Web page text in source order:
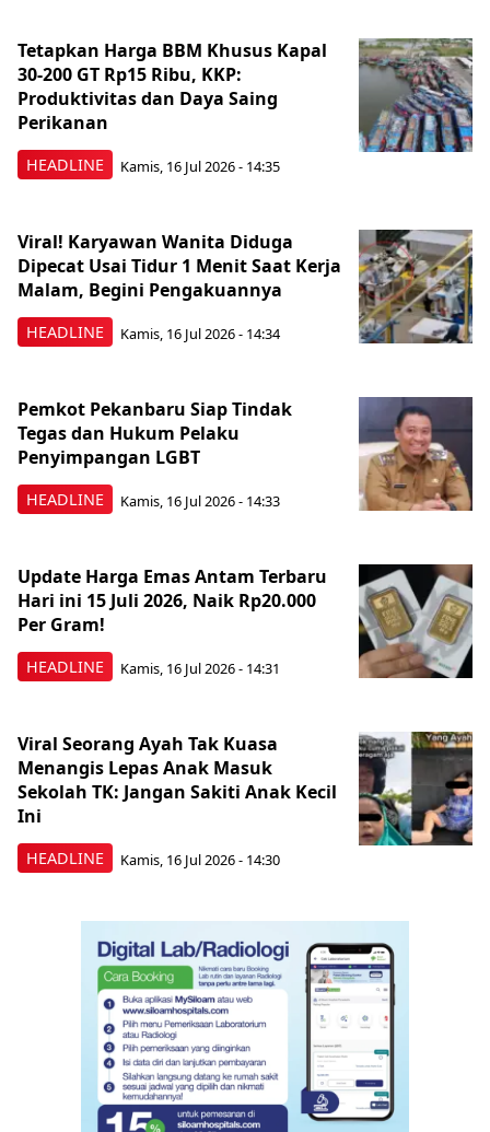
HEADLINE
Tetapkan Harga BBM Khusus Kapal
30-200 GT Rp15 Ribu, KKP:
Produktivitas dan Daya Saing
Perikanan
Kamis, 16 Jul 2026 - 14:35
HEADLINE
Viral! Karyawan Wanita Diduga
Dipecat Usai Tidur 1 Menit Saat Kerja
Malam, Begini Pengakuannya
Kamis, 16 Jul 2026 - 14:34
HEADLINE
Pemkot Pekanbaru Siap Tindak
Tegas dan Hukum Pelaku
Penyimpangan LGBT
Kamis, 16 Jul 2026 - 14:33
HEADLINE
Update Harga Emas Antam Terbaru
Hari ini 15 Juli 2026, Naik Rp20.000
Per Gram!
Kamis, 16 Jul 2026 - 14:31
HEADLINE
Viral Seorang Ayah Tak Kuasa
Menangis Lepas Anak Masuk
Sekolah TK: Jangan Sakiti Anak Kecil
Ini
Kamis, 16 Jul 2026 - 14:30